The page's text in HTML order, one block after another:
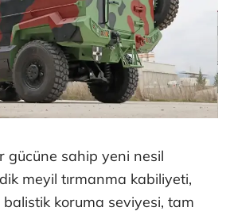
gücüne sahip yeni nesil
meyil tırmanma kabiliyeti,
balistik koruma seviyesi, tam